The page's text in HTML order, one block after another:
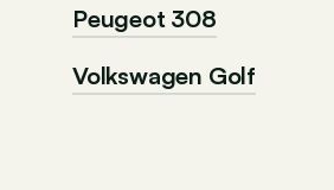
Peugeot 308
Volkswagen Golf